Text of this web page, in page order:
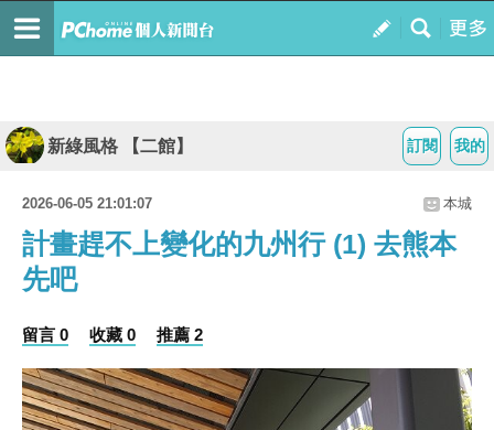
我的
訂閱
新綠風格 【二館】
2026-06-05 21:01:07 本城
計畫趕不上變化的九州行 (1) 去熊本
先吧
留言 0 收藏 0 推薦 2